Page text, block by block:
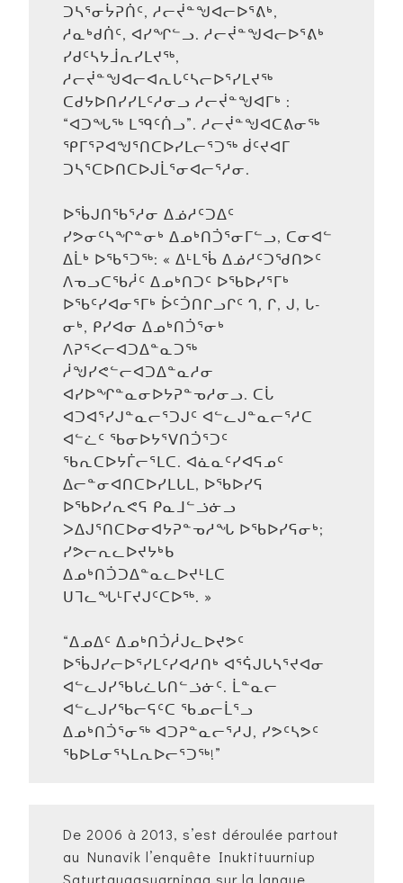
ᑐᓴᕐᓂᔮᕈᑏᑦ, ᓱᓕᔫᓐᖑᐊᓕᐅᕐᕕᒃ,
ᓱᓇᒃᑯᑏᑦ, ᐊᓯᖏᓪᓗ. ᓱᓕᔫᓐᖑᐊᓕᐅᕐᕕᒃ
ᓯᑯᑦᓴᔭᒨᕆᓯᒪᔪᖅ,
ᓱᓕᔫᓐᖑᐊᓕᐊᕆᒐᑦᓴᓕᐅᕐᓯᒪᔪᖅ
ᑕᑯᔭᐅᑎᓯᓯᒪᑦᓱᓂᓗ ᓱᓕᔫᓐᖑᐊᒥᒃ :
“ᐊᑐᖓᖅ ᒪᙯᑦᑏᓗ”. ᓱᓕᔫᓐᖑᐊᑕᕕᓂᖅ
ᕿᒥᕐᕈᐊᖑᕐᑎᑕᐅᓯᒪᓕᕐᑐᖅ ᑰᑦᔪᐊᒥ
ᑐᓴᕐᑕᐅᑎᑕᐅᒍᒫᕐᓂᐊᓕᕐᓱᓂ.
ᐅᖄᒍᑎᖃᕐᓱᓂ ᐃᓅᓱᑦᑐᐃᑦ
ᓯᕗᓂᑦᓴᖏᓐᓂᒃ ᐃᓄᒃᑎᑑᕐᓂᒥᓪᓗ, ᑕᓂᐊᓪ
ᐃᒫᒃ ᐅᖃᕐᑐᖅ: « ᐃᒻᒪᖄ ᐃᓅᓱᑦᑐᖁᑎᕗᑦ
ᐱᓀᓗᑕᖃᓲᑦ ᐃᓄᒃᑎᑐᑦ ᐅᖃᐅᓯᕐᒥᒃ
ᐅᖃᑦᓯᐊᓂᕐᒥᒃ ᐆᑦᑑᑎᒋᓗᒋᑦ ᒉ, ᒋ, ᒍ, ᒐ-
ᓂᒃ, ᑭᓯᐊᓂ ᐃᓄᒃᑎᑑᕐᓂᒃ
ᐱᕈᕐᐸᓕᐊᑐᐃᓐᓇᑐᖅ
ᓲᖑᓯᕙᓪᓕᐊᑐᐃᓐᓇᓱᓂ
ᐊᓯᐅᖏᓐᓇᓂᐅᔭᕈᓐᓀᓱᓂᓗ. ᑕᒑ
ᐊᑐᐊᕐᓯᒍᓐᓇᓕᕐᑐᒍᑦ ᐊᓪᓚᒍᓐᓇᓕᕐᓱᑕ
ᐊᓪᓛᑦ ᖃᓂᐅᔭᕐᐯᑎᑑᕐᑐᑦ
ᖃᕆᑕᐅᔭᒦᓕᕐᒪᑕ. ᐊᓈᓇᑦᓯᐊᕋᓄᑦ
ᐃᓕᓐᓂᐊᑎᑕᐅᓯᒪᒐᒪ, ᐅᖃᐅᓯᕋ
ᐅᖃᐅᓯᕆᕙᕋ ᑭᓇᒧᓪᓘᓃᓗ
ᐳᐃᒍᕐᑎᑕᐅᓂᐊᔭᕈᓐᓀᓱᖓ ᐅᖃᐅᓯᕋᓂᒃ;
ᓯᕗᓕᕆᓚᐅᔪᔭᒃᑲ
ᐃᓄᒃᑎᑑᑐᐃᓐᓇᓚᐅᔪᒻᒪᑕ
ᑌᒣᓚᖓᒻᒥᔪᒍᑦᑕᐅᖅ. »
“ᐃᓄᐃᑦ ᐃᓄᒃᑎᑑᓲᒍᓚᐅᔪᕗᑦ
ᐅᖄᒍᓯᓕᐅᕐᓯᒪᑦᓯᐊᓱᑎᒃ ᐊᕐᕌᒍᒐᓴᕐᔪᐊᓂ
ᐊᓪᓚᒍᓯᖃᒐᓛᒐᑎᓪᓘᓃᑦ. ᒫᓐᓇᓕ
ᐊᓪᓚᒍᓯᖃᓕᕋᑦᑕ ᖃᓄᓕᒫᕐᓗ
ᐃᓄᒃᑎᑑᕐᓂᖅ ᐊᑐᕈᓐᓇᓕᕐᓱᒍ, ᓯᕗᑦᓴᕗᑦ
ᖃᐅᒪᓂᕐᓴᒪᕆᐅᓕᕐᑐᖅ!”
De 2006 à 2013, s’est déroulée partout
au Nunavik l’enquête Inuktituurniup